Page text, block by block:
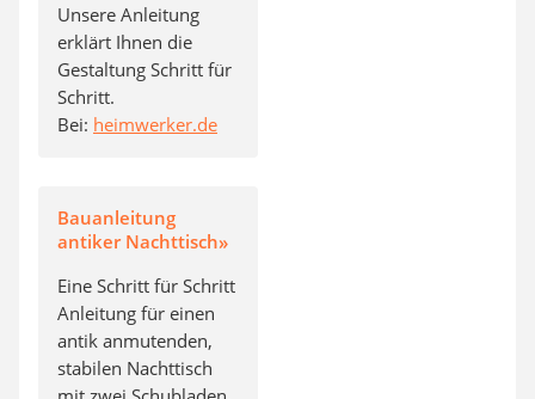
Unsere Anleitung
erklärt Ihnen die
Gestaltung Schritt für
Schritt.
Bei: heimwerker.de
Bauanleitung
antiker Nachttisch»
Eine Schritt für Schritt
Anleitung für einen
antik anmutenden,
stabilen Nachttisch